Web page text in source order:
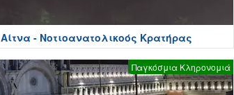
Αίτνα - Νοτιοανατολικοός Κρατήρας
Παγκόσμια Κληρονομιά